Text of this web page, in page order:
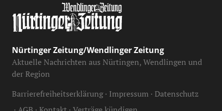
Nürtinger Zeitung/Wendlinger Zeitung
Aktuelle Nachrichten aus Nürtingen, Wendlingen und
der Region
Barrierefreiheitserklärung Impressum Datenschutz